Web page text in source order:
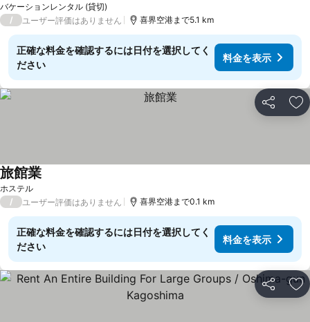
バケーションレンタル (貸切)
料金を表示
/ ユーザー評価はありません 喜界空港まで5.1 km
正確な料金を確認するには日付を選択してく
ださい
料金を表示
シェア お
ホステル
旅館業料金を表示
/ ユーザー評価はありません 喜界空港まで0.1 km
正確な料金を確認するには日付を選択してく
ださい
料金を表示
シェア お